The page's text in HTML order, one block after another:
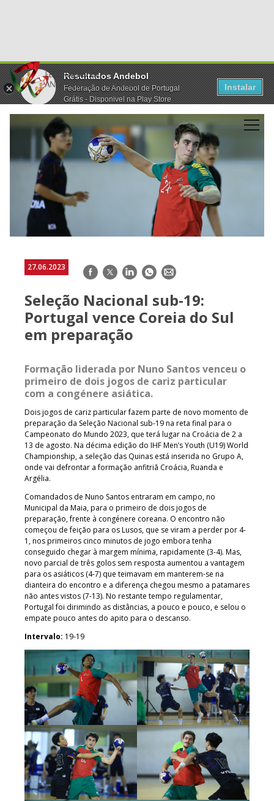
Resultados Andebol
Federação de Andebol de Portugal
Grátis - Disponivel na Play Store
Instalar
27.06.2023 Facebook
TwitterLinkedInWhatsApp
E-
Seleção Nacional sub-19:
Portugal vence Coreia do Sul
em preparação
Formação liderada por Nuno Santos venceu o
primeiro de dois jogos de cariz particular
com a congénere asiática.
Dois jogos de cariz particular fazem parte de novo momento de
preparação da Seleção Nacional sub-19 na reta final para o
Campeonato do Mundo 2023, que terá lugar na Croácia de 2 a
13 de agosto. Na décima edição do IHF Men’s Youth (U19) World
Championship, a seleção das Quinas está inserida no Grupo A,
onde vai defrontar a formação anfitriã Croácia, Ruanda e
Argélia.
Comandados de Nuno Santos entraram em campo, no
Municipal da Maia, para o primeiro de dois jogos de
preparação, frente à congénere coreana. O encontro não
começou de feição para os Lusos, que se viram a perder por 4-
1, nos primeiros cinco minutos de jogo embora tenha
conseguido chegar à margem mínima, rapidamente (3-4). Mas,
novo parcial de três golos sem resposta aumentou a vantagem
para os asiáticos (4-7) que teimavam em manterem-se na
dianteira do encontro e a diferença chegou mesmo a patamares
não antes vistos (7-13). No restante tempo regulamentar,
Portugal foi dirimindo as distâncias, a pouco e pouco, e selou o
empate pouco antes do apito para o descanso.
Intervalo: 19-19